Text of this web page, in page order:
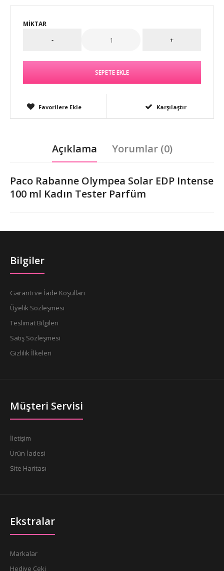
MIKTAR
Favorilere Ekle Karşılaştır
Açıklama Yorumlar (0)
Paco Rabanne Olympea Solar EDP Intense
100 ml Kadın Tester Parfüm
Bilgiler
Garanti ve İade Koşulları
Üyelik Sözleşmesi
Teslimat Bilgileri
Satış Sözleşmesi
Gizlilik İlkeleri
Müşteri Servisi
İletişim
Ürün İadesi
Site Haritası
Ekstralar
Markalar
Hediye Çeki